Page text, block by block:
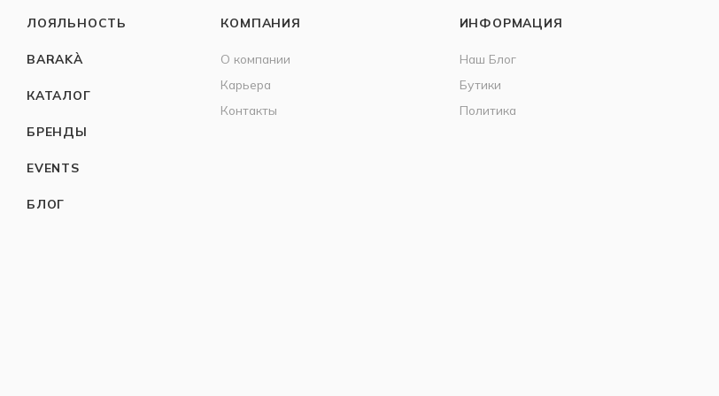
ЛОЯЛЬНОСТЬ
BARAKÀ
КАТАЛОГ
БРЕНДЫ
EVENTS
БЛОГ
КОМПАНИЯ
О компании
Карьера
Контакты
ИНФОРМАЦИЯ
Наш Блог
Бутики
Политика